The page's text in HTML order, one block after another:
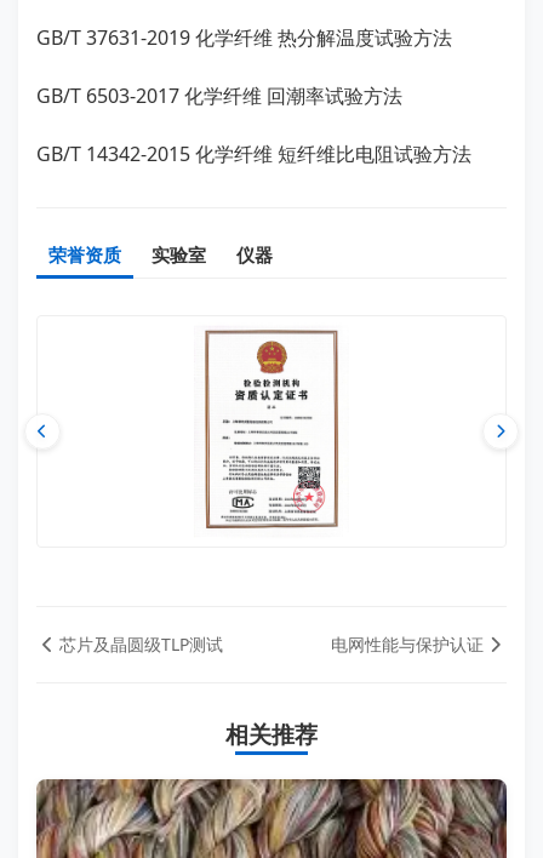
GB/T 37631-2019 化学纤维 热分解温度试验方法
GB/T 6503-2017 化学纤维 回潮率试验方法
GB/T 14342-2015 化学纤维 短纤维比电阻试验方法
荣誉资质 实验室 仪器
芯片及晶圆级TLP测试 电网性能与保护认证
相关推荐